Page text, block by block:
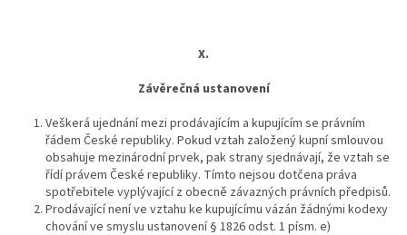
X.
Závěrečná ustanovení
Veškerá ujednání mezi prodávajícím a kupujícím se právním
řádem České republiky. Pokud vztah založený kupní smlouvou
obsahuje mezinárodní prvek, pak strany sjednávají, že vztah se
řídí právem České republiky. Tímto nejsou dotčena práva
spotřebitele vyplývající z obecně závazných právních předpisů.
Prodávající není ve vztahu ke kupujícímu vázán žádnými kodexy
chování ve smyslu ustanovení § 1826 odst. 1 písm. e)